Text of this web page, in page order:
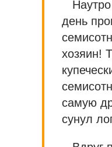
день
хозяин!
самую
сунул